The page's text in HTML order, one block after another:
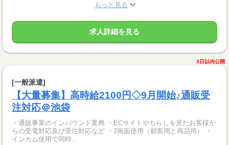
もっと見る
求人詳細を見る
3日以内公開
[一般派遣]
【大量募集】高時給2100円◇9月開始♪通販受
注対応＠池袋
・通販事業のインバウンド業務 ・ECサイトやちらしを見たお客様か
らの受電対応及び受注対応など ・2画面使用（顧客用と商品用） ・
インカム使用で同時...